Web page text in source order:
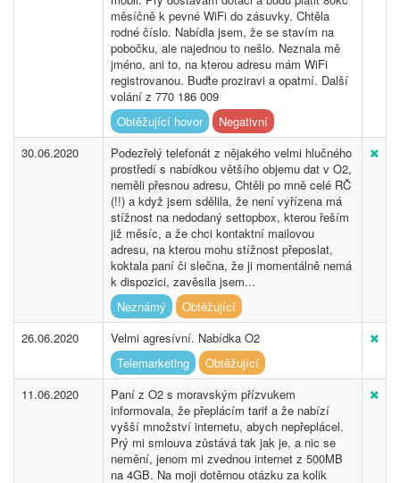
měsíčně k pevné WiFi do zásuvky. Chtěla
rodné číslo. Nabídla jsem, že se stavím na
pobočku, ale najednou to nešlo. Neznala mě
jméno, ani to, na kterou adresu mám WiFi
registrovanou. Buďte proziravi a opatrní. Další
volání z 770 186 009
Obtěžující hovor
Negativní
30.06.2020
Podezřelý telefonát z nějakého velmi hlučného
prostředí s nabídkou většího objemu dat v O2,
neměli přesnou adresu, Chtěli po mně celé RČ
(!!) a když jsem sdělila, že není vyřízena má
stížnost na nedodaný settopbox, kterou řeším
již měsíc, a že chci kontaktní mailovou
adresu, na kterou mohu stížnost přeposlat,
koktala paní či slečna, že ji momentálně nemá
k dispozici, zavěsila jsem...
Neznámý
Obtěžující
26.06.2020
Velmi agresívní. Nabídka O2
Telemarketing
Obtěžující
11.06.2020
Paní z O2 s moravským přízvukem
informovala, že přeplácím tarif a že nabízí
vyšší množství internetu, abych nepřeplácel.
Prý mi smlouva zůstává tak jak je, a nic se
nemění, jenom mi zvednou internet z 500MB
na 4GB. Na moji dotěrnou otázku za kolik